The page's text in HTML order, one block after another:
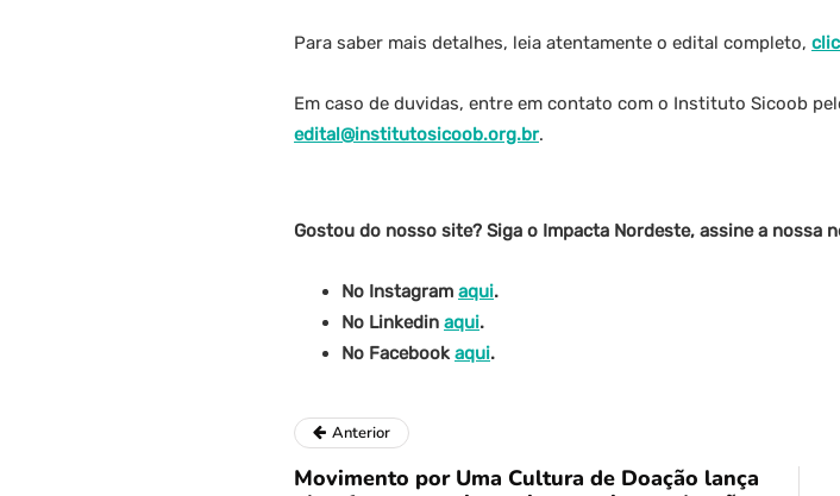
Para saber mais detalhes, leia atentamente o edital completo,
Em caso de duvidas, entre em contato com o Instituto Sicoob
edital@institutosicoob.org.br.
Gostou do nosso site? Siga o Impacta Nordeste, assine a nossa
No Instagram aqui.
No Linkedin aqui.
No Facebook aqui.
Anterior
Movimento por Uma Cultura de Doação lança